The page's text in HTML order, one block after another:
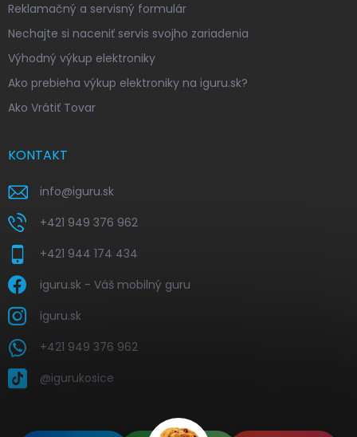
Reklamačný a servisný formulár
Nechajte si naceniť servis svojho zariadenia
Výhodný výkup elektroniky
Ako prebieha výkup elektroniky na iguru.sk?
Ako Vrátiť Tovar
KONTAKT
info@iguru.sk
+421 949 376 962
+421 944 174 434
iguru.sk - Váš mobilný guru
iguru.sk
+421 949 376 962
@igurukosice